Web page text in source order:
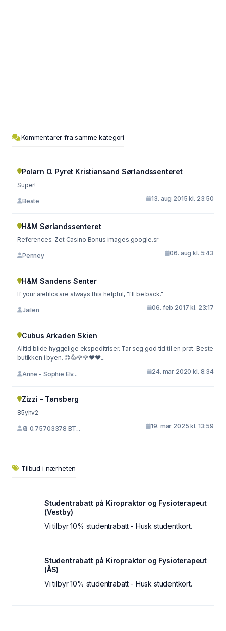
Kommentarer fra samme kategori
Polarn O. Pyret Kristiansand Sørlandssenteret
Super!
Beate 13. aug 2015 kl. 23:50
H&M Sørlandssenteret
References: Zet Casino Bonus images.google.sr
Penney 06. aug kl. 5:43
H&M Sandens Senter
If your aretilcs are always this helpful, "I'll be back."
Jailen 06. feb 2017 kl. 23:17
Cubus Arkaden Skien
Alltid blide hyggelige ekspeditriser. Tar seg god tid til en prat. Beste
butikken i byen. 😊👍🌹🌹❤️❤...
Anne - Sophie Elv... 24. mar 2020 kl. 8:34
Zizzi - Tønsberg
85yhv2
📔 0.75703378 BT... 19. mar 2025 kl. 13:59
Tilbud i nærheten
Studentrabatt på Kiropraktor og Fysioterapeut
(Vestby)
Vi tilbyr 10% studentrabatt - Husk studentkort.
Studentrabatt på Kiropraktor og Fysioterapeut
(ÅS)
Vi tilbyr 10% studentrabatt - Husk studentkort.